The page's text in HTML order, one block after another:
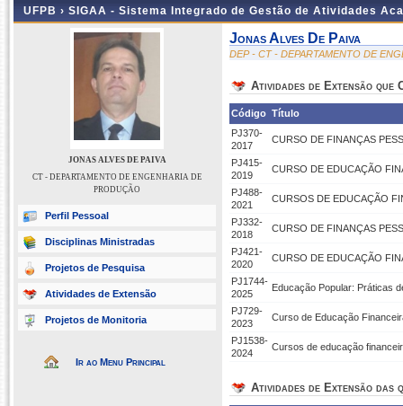
UFPB › SIGAA - Sistema Integrado de Gestão de Atividades
JONAS ALVES DE PAIVA
CT - DEPARTAMENTO DE ENGENHARIA DE
PRODUÇÃO
Perfil Pessoal
Disciplinas Ministradas
Projetos de Pesquisa
Atividades de Extensão
Projetos de Monitoria
Ir ao Menu Principal
Jonas Alves De Paiva
DEP - CT - DEPARTAMENTO DE
Atividades de Extensão que
Código Título
PJ370-
2017
CURSO DE FINANÇAS
PJ415-
2019
CURSO DE EDUCAÇÃO
PJ488-
2021
CURSOS DE EDUCAÇÃO
PJ332-
2018
CURSO DE FINANÇAS
PJ421-
2020
CURSO DE EDUCAÇÃO
PJ1744-
2025
Educação Popular: Práticas
PJ729-
2023
Curso de Educação
PJ1538-
2024
Cursos de educação
Atividades de Extensão das